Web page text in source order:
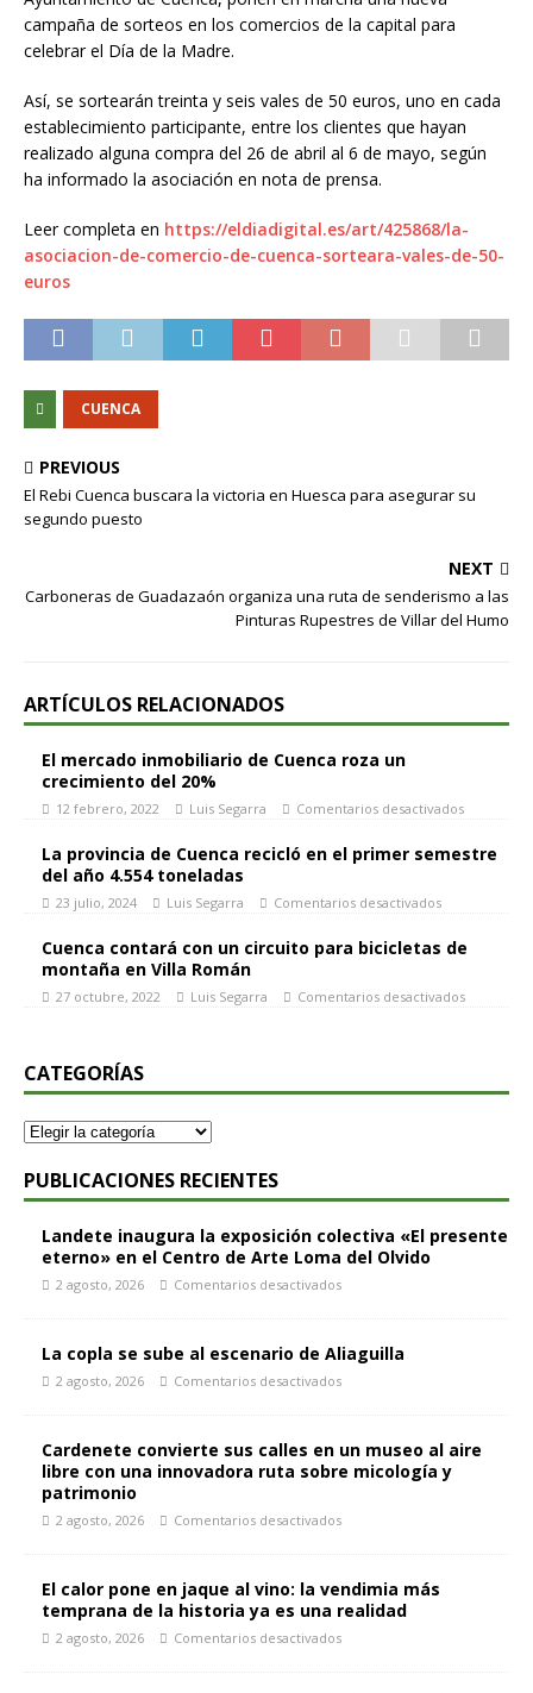
campaña de sorteos en los comercios de la capital para
celebrar el Día de la Madre.
Así, se sortearán treinta y seis vales de 50 euros, uno en cada
establecimiento participante, entre los clientes que hayan
realizado alguna compra del 26 de abril al 6 de mayo, según
ha informado la asociación en nota de prensa.
Leer completa en https://eldiadigital.es/art/425868/la-
asociacion-de-comercio-de-cuenca-sorteara-vales-de-50-
euros
CUENCA
PREVIOUS
El Rebi Cuenca buscara la victoria en Huesca para asegurar su
segundo puesto
NEXT
Carboneras de Guadazaón organiza una ruta de senderismo a las
Pinturas Rupestres de Villar del Humo
ARTÍCULOS RELACIONADOS
El mercado inmobiliario de Cuenca roza un
crecimiento del 20%
12 febrero, 2022 Luis Segarra Comentarios desactivados
La provincia de Cuenca recicló en el primer semestre
del año 4.554 toneladas
23 julio, 2024 Luis Segarra Comentarios desactivados
Cuenca contará con un circuito para bicicletas de
montaña en Villa Román
27 octubre, 2022 Luis Segarra Comentarios desactivados
CATEGORÍAS
PUBLICACIONES RECIENTES
Landete inaugura la exposición colectiva «El presente
eterno» en el Centro de Arte Loma del Olvido
2 agosto, 2026 Comentarios desactivados
La copla se sube al escenario de Aliaguilla
2 agosto, 2026 Comentarios desactivados
Cardenete convierte sus calles en un museo al aire
libre con una innovadora ruta sobre micología y
patrimonio
2 agosto, 2026 Comentarios desactivados
El calor pone en jaque al vino: la vendimia más
temprana de la historia ya es una realidad
2 agosto, 2026 Comentarios desactivados